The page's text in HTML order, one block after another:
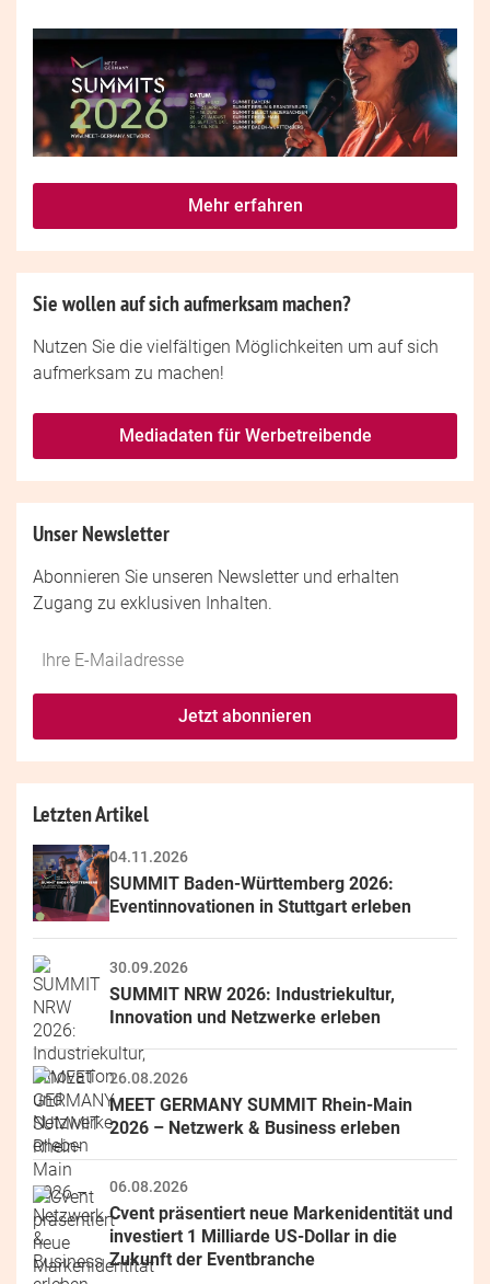
Mehr erfahren
Sie wollen auf sich aufmerksam machen?
Nutzen Sie die vielfältigen Möglichkeiten um auf sich
aufmerksam zu machen!
Mediadaten für Werbetreibende
Unser Newsletter
Abonnieren Sie unseren Newsletter und erhalten
Zugang zu exklusiven Inhalten.
Do
fill
*Ihre
Mailadresse:
Jetzt abonnieren
Letzten Artikel
04.11.2026
SUMMIT Baden-Württemberg 2026:
Eventinnovationen in Stuttgart erleben
30.09.2026
SUMMIT NRW 2026: Industriekultur,
Innovation und Netzwerke erleben
26.08.2026
MEET GERMANY SUMMIT Rhein-Main
2026 – Netzwerk & Business erleben
06.08.2026
Cvent präsentiert neue Markenidentität und
investiert 1 Milliarde US-Dollar in die
Zukunft der Eventbranche